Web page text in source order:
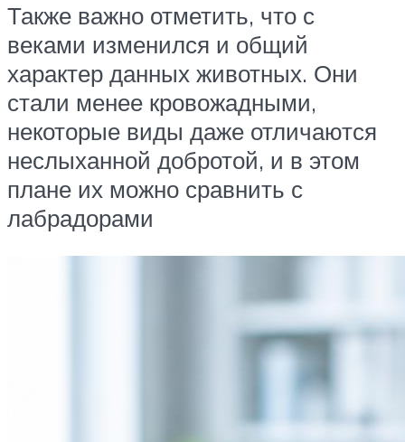
Также важно отметить, что с
веками изменился и общий
характер данных животных. Они
стали менее кровожадными,
некоторые виды даже отличаются
неслыханной добротой, и в этом
плане их можно сравнить с
лабрадорами